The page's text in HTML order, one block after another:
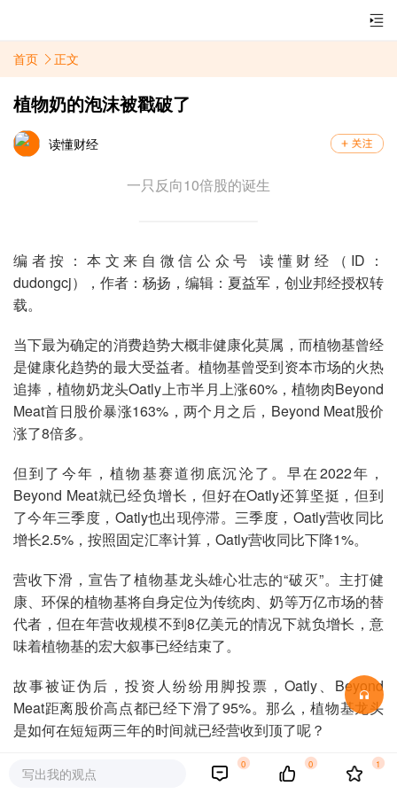
首页 正文
植物奶的泡沫被戳破了
读懂财经
一只反向10倍股的诞生
编者按：本文来自微信公众号 读懂财经（ID：
dudongcj），作者：杨扬，编辑：夏益军，创业邦经授权转
载。
当下最为确定的消费趋势大概非健康化莫属，而植物基曾经
是健康化趋势的最大受益者。植物基曾受到资本市场的火热
追捧，植物奶龙头Oatly上市半月上涨60%，植物肉Beyond
Meat首日股价暴涨163%，两个月之后，Beyond Meat股价
涨了8倍多。
但到了今年，植物基赛道彻底沉沦了。早在2022年，
Beyond Meat就已经负增长，但好在Oatly还算坚挺，但到
了今年三季度，Oatly也出现停滞。三季度，Oatly营收同比
增长2.5%，按照固定汇率计算，Oatly营收同比下降1%。
营收下滑，宣告了植物基龙头雄心壮志的“破灭”。主打健
康、环保的植物基将自身定位为传统肉、奶等万亿市场的替
代者，但在年营收规模不到8亿美元的情况下就负增长，意
味着植物基的宏大叙事已经结束了。
故事被证伪后，投资人纷纷用脚投票，Oatly、Beyond
Meat距离股价高点都已经下滑了95%。那么，植物基龙头
是如何在短短两三年的时间就已经营收到顶了呢？
本文持有以下观点：
写出我的观点
0 0 1